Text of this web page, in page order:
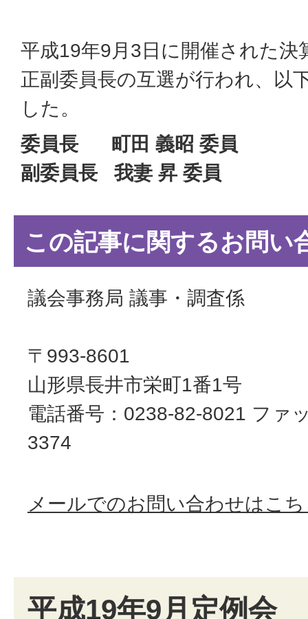
平成19年9月3日に開催された決
正副委員長の互選が行われ、以
した。
委員長 町田 義昭 委員
副委員長 我妻 昇 委員
この記事に関するお問い
議会事務局 議事・調査係
〒993-8601
山形県長井市栄町1番1号
電話番号：0238-82-8021 ファ
3374
メールでのお問い合わせはこ
平成19年9月定例会